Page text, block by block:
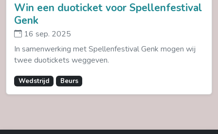
Win een duoticket voor Spellenfestival
Genk
16 sep. 2025
In samenwerking met Spellenfestival Genk mogen wij
twee duotickets weggeven.
Wedstrijd Beurs